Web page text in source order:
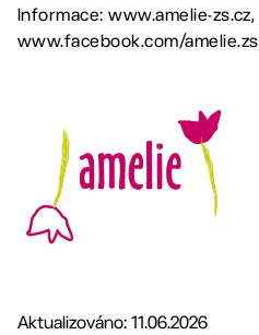
Informace: www.amelie-zs.cz,
www.facebook.com/amelie.zs
Aktualizováno: 11.06.2026